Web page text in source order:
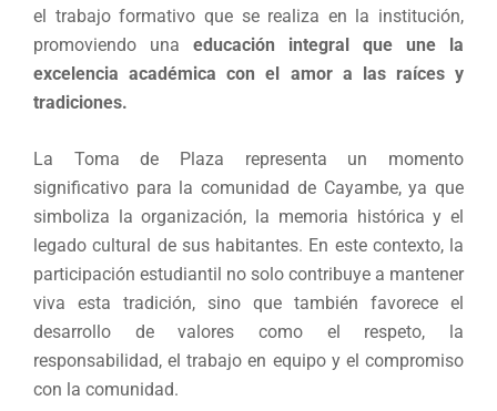
el trabajo formativo que se realiza en la institución,
promoviendo una educación integral que une la
excelencia académica con el amor a las raíces y
tradiciones.
La Toma de Plaza representa un momento
significativo para la comunidad de Cayambe, ya que
simboliza la organización, la memoria histórica y el
legado cultural de sus habitantes. En este contexto, la
participación estudiantil no solo contribuye a mantener
viva esta tradición, sino que también favorece el
desarrollo de valores como el respeto, la
responsabilidad, el trabajo en equipo y el compromiso
con la comunidad.